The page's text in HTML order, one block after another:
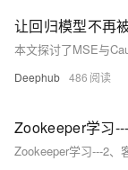
Deephub 486